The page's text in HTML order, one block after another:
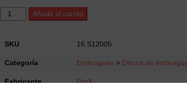
ProX
Steel
Set
'78-
Añadir al carrito
SKU 16.S12005
Categoría Embragues > Discos de
Fabricante ProX